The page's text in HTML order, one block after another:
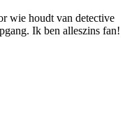
wie houdt van detective
Ik ben alleszins fan!